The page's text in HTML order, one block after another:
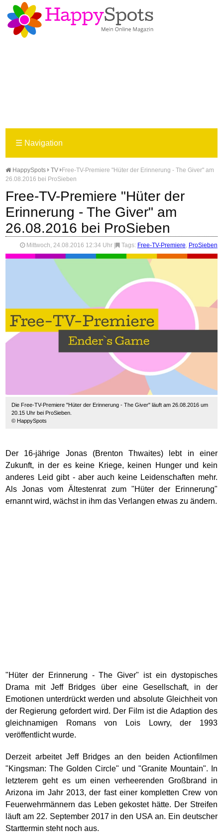
☰ Navigation
HappySpots TV
Free-TV-Premiere "Hüter der Erinnerung - The Giver" am
26.08.2016 bei ProSieben
Free-TV-Premiere "Hüter der
Erinnerung - The Giver" am
26.08.2016 bei ProSieben
Mittwoch, 24.08.2016 12:34 Uhr Tags: Free-TV-Premiere, ProSieben
Die Free-TV-Premiere "Hüter der Erinnerung - The Giver" läuft am 26.08.2016 um
20.15 Uhr bei ProSieben.
© HappySpots
Der 16-jährige Jonas (Brenton Thwaites) lebt in einer
Zukunft, in der es keine Kriege, keinen Hunger und kein
anderes Leid gibt - aber auch keine Leidenschaften mehr.
Als Jonas vom Ältestenrat zum "Hüter der Erinnerung"
ernannt wird, wächst in ihm das Verlangen etwas zu ändern.
"Hüter der Erinnerung - The Giver" ist ein dystopisches
Drama mit Jeff Bridges über eine Gesellschaft, in der
Emotionen unterdrückt werden und absolute Gleichheit von
der Regierung gefordert wird. Der Film ist die Adaption des
gleichnamigen Romans von Lois Lowry, der 1993
veröffentlicht wurde.
Derzeit arbeitet Jeff Bridges an den beiden Actionfilmen
"Kingsman: The Golden Circle" und "Granite Mountain". In
letzterem geht es um einen verheerenden Großbrand in
Arizona im Jahr 2013, der fast einer kompletten Crew von
Feuerwehrmännern das Leben gekostet hätte. Der Streifen
läuft am 22. September 2017 in den USA an. Ein deutscher
Starttermin steht noch aus.